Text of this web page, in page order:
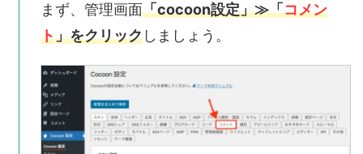
まず、管理画面「cocoon設定」≫「コメン
ト」をクリックしましょう。